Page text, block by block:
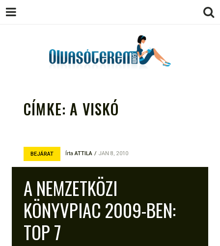
EGÉSZSÉGES OLVASÁS
TÁMOGATÓJA
CÍMKE:A VISKÓ
BEJÁRAT ÍrtaATTILA JAN 8, 2010
A NEMZETKÖZI
KÖNYVPIAC 2009-BEN:
TOP 7